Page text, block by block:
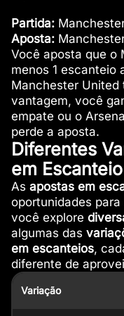
Partida:
Aposta:
Você aposta que o
menos 1 escanteio
Manchester United
vantagem, você
empate ou o
perde a aposta.
Diferentes
em Escanteio
As apostas em
oportunidades
você explore
algumas das
em escanteios,
diferente de
Variação